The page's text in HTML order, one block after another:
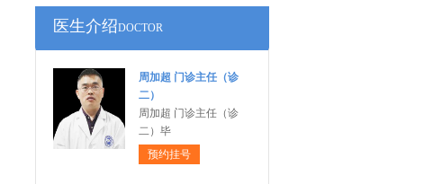
医生介绍DOCTOR
周加超 门诊主任（诊
二）
周加超 门诊主任（诊
二）毕
预约挂号